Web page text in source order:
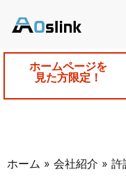
ホームページを
見た方限定！
ホーム » 会社紹介 » 許